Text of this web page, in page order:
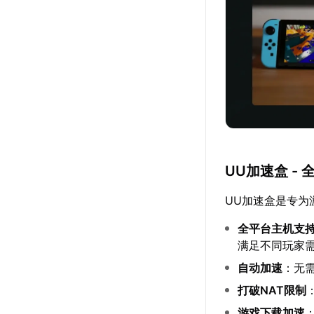
UU加速盒 -
UU加速盒是专为
全平台主机支
满足不同玩家
自动加速 ：无
打破NAT限制